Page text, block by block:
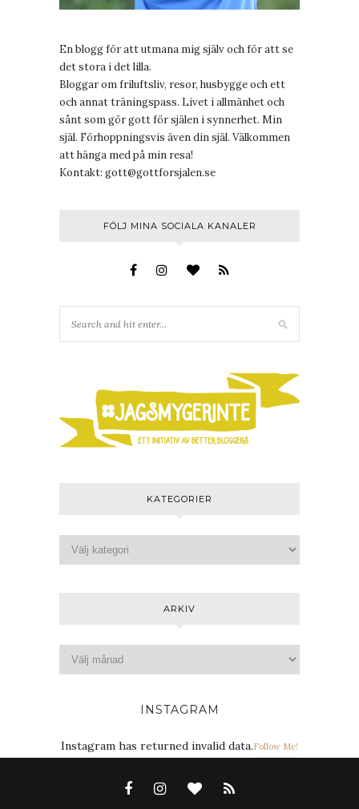
En blogg för att utmana mig själv och för att se
det stora i det lilla.
Bloggar om friluftsliv, resor, husbygge och ett
och annat träningspass. Livet i allmänhet och
sånt som gör gott för själen i synnerhet. Min
själ. Förhoppningsvis även din själ. Välkommen
att hänga med på min resa!
Kontakt: gott@gottforsjalen.se
FÖLJ MINA SOCIALA KANALER
KATEGORIER
ARKIV
INSTAGRAM
Instagram has returned invalid data.Follow Me!